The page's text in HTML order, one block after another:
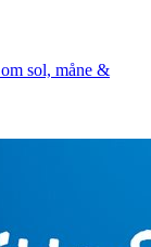
sol, måne &